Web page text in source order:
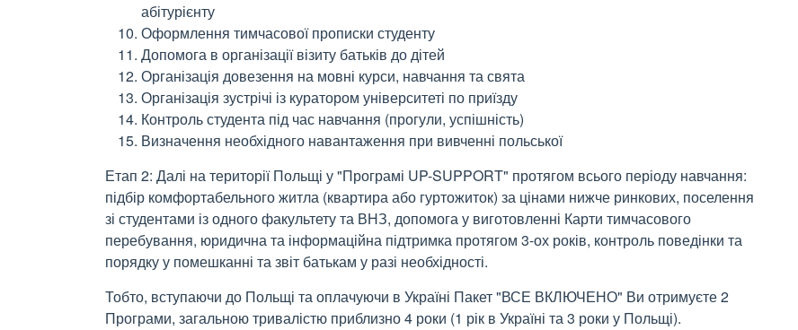
абітурієнту
Оформлення тимчасової прописки студенту
Допомога в організації візиту батьків до дітей
Організація довезення на мовні курси, навчання та свята
Організація зустрічі із куратором університеті по приїзду
Контроль студента під час навчання (прогули, успішність)
Визначення необхідного навантаження при вивченні польської
Етап 2: Далі на території Польщі у "Програмі UP-SUPPORT" протягом всього періоду навчання:
підбір комфортабельного житла (квартира або гуртожиток) за цінами нижче ринкових, поселення
зі студентами із одного факультету та ВНЗ, допомога у виготовленні Карти тимчасового
перебування, юридична та інформаційна підтримка протягом 3-ох років, контроль поведінки та
порядку у помешканні та звіт батькам у разі необхідності.
Тобто, вступаючи до Польщі та оплачуючи в Україні Пакет "ВСЕ ВКЛЮЧЕНО" Ви отримуєте 2
Програми, загальною тривалістю приблизно 4 роки (1 рік в Україні та 3 роки у Польщі).